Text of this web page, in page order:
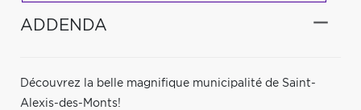
ADDENDA
Découvrez la belle magnifique municipalité de Saint-
Alexis-des-Monts!